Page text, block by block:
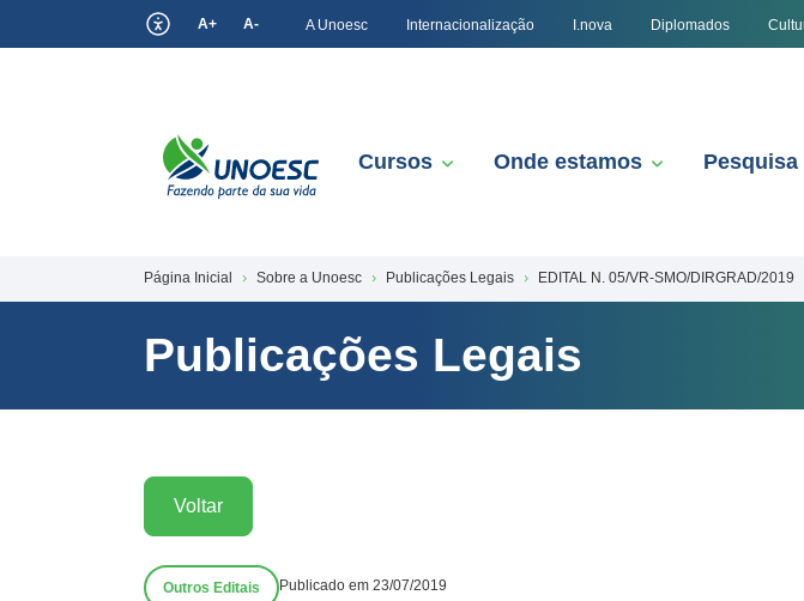
A+ A- A Unoesc Internacionalização I.nova Diplomados
Cursos Onde estamos Pesquisa
Página Inicial Sobre a Unoesc Publicações Legais EDITAL N. 05/VR-SMO/DIRGRAD/2019
Publicações Legais
Voltar
Outros Editais Publicado em 23/07/2019